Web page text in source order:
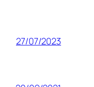
27/07/2023